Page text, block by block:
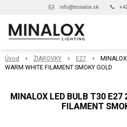
info@minalox.sk
Úvod ŽIAROVKY E27
WARM WHITE FILAMENT SMOKY GOLD
MINALOX LED BULB T30 E27
FILAMENT